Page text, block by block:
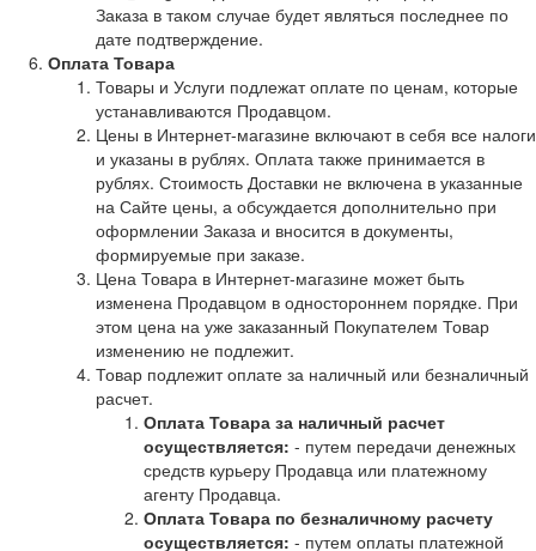
Заказа в таком случае будет являться последнее по
дате подтверждение.
Оплата Товара
Товары и Услуги подлежат оплате по ценам, которые
устанавливаются Продавцом.
Цены в Интернет-магазине включают в себя все налоги
и указаны в рублях. Оплата также принимается в
рублях. Стоимость Доставки не включена в указанные
на Сайте цены, а обсуждается дополнительно при
оформлении Заказа и вносится в документы,
формируемые при заказе.
Цена Товара в Интернет-магазине может быть
изменена Продавцом в одностороннем порядке. При
этом цена на уже заказанный Покупателем Товар
изменению не подлежит.
Товар подлежит оплате за наличный или безналичный
расчет.
Оплата Товара за наличный расчет
осуществляется: - путем передачи денежных
средств курьеру Продавца или платежному
агенту Продавца.
Оплата Товара по безналичному расчету
осуществляется: - путем оплаты платежной